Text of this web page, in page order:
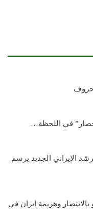
في اللحظة…
الإيراني الجديد يرسم
وهزيمة ايران في